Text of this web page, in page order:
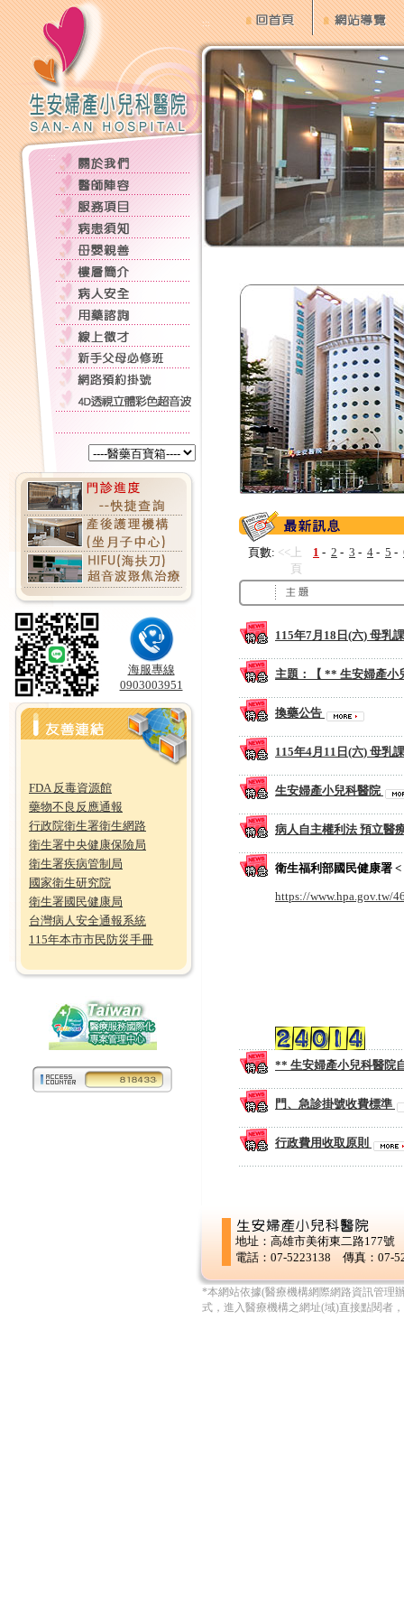
:::
海服專線
0903003951
FDA 反毒資源館
藥物不良反應通報
行政院衛生署衛生網路
衛生署中央健康保險局
衛生署疾病管制局
國家衛生研究院
衛生署國民健康局
台灣病人安全通報系統
115年本市市民防災手冊
:::
頁數: <<上
頁
1 - 2 - 3 - 4 - 5 -
115年7月18日(六) 母乳
主題：【 ** 生安婦產
換藥公告
115年4月11日(六) 母乳
生安婦產小兒科醫院
病人自主權利法 預立醫
衛生福利部國民健康署 <
https://www.hpa.gov.tw/
** 生安婦產小兒科醫院
門、急診掛號收費標準
行政費用收取原則
地址：高雄市美術東二路177號
電話：07-5223138 傳真：07-
*本網站依據(醫療機構網際網路資訊管理
式，進入醫療機構之網址(域)直接點閱者